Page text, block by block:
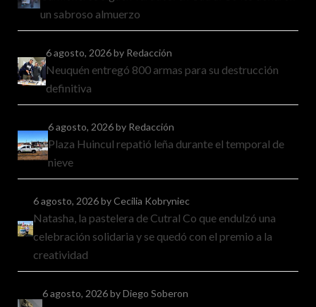
un sabroso almuerzo
6 agosto, 2026by Redacción
Neuquén entregó 800 armas para su destrucción
definitiva
6 agosto, 2026by Redacción
Plaza Huincul repatió leña durante el temporal de
nieve
6 agosto, 2026by Cecilia Kobryniec
Natasha, la pastelera de Cutral Co que endulzó una
celebración solidaria y se quedó con el premio a la
creatividad
6 agosto, 2026by Diego Soberon